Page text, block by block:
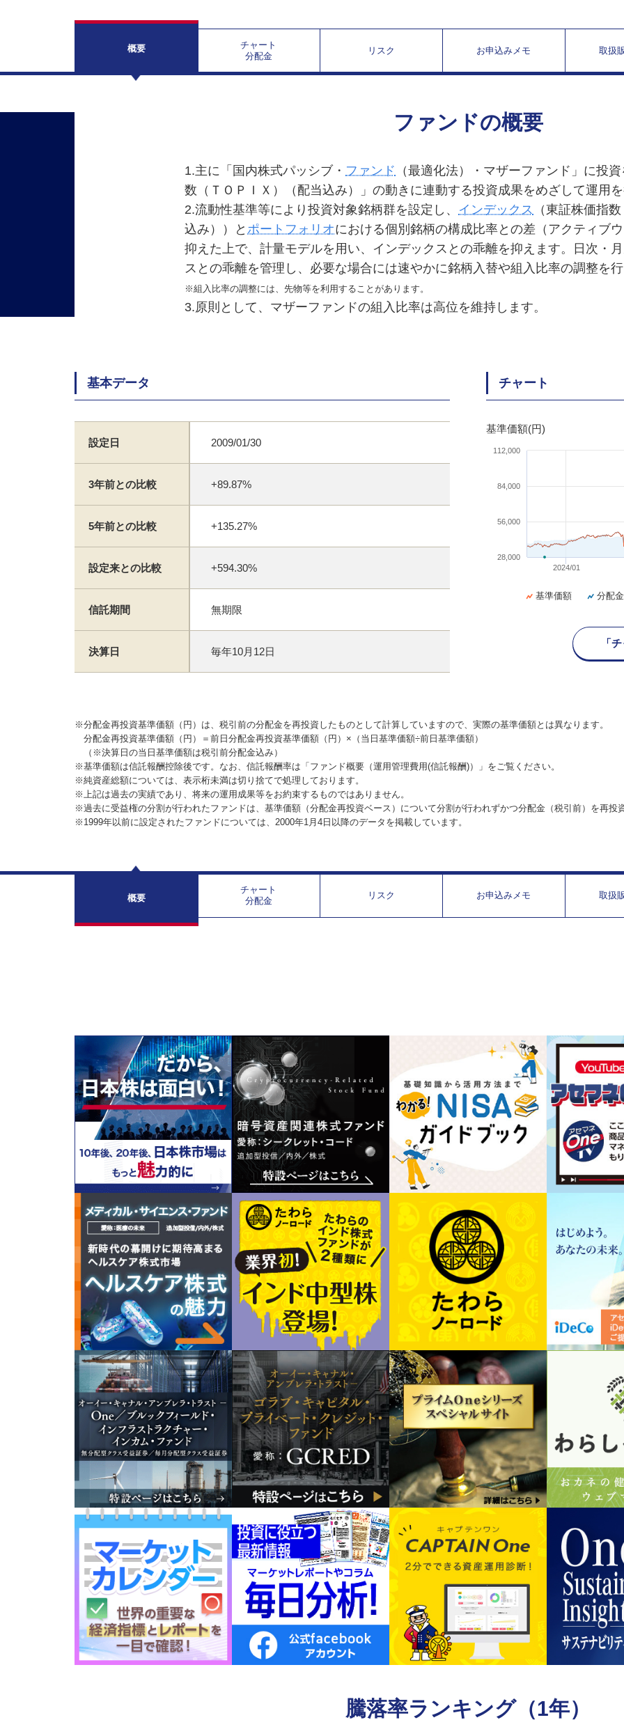
概要
チャート
分配金
リスク お申込みメモ 取扱
ファンドの概要
1.主に「国内株式パッシブ・ ファンド （最適化法）・マザーファンド」に投
数（ＴＯＰＩＸ）（配当込み）」の動きに連動する投資成果をめざして運用
2.流動性基準等により投資対象銘柄群を設定し、 インデックス （東証株価指
込み））と ポートフォリオにおける個別銘柄の構成比率との差（アクティブ
抑えた上で、計量モデルを用い、インデックスとの乖離を抑えます。日次・
スとの乖離を管理し、必要な場合には速やかに銘柄入替や組入比率の調整を
※組入比率の調整には、先物等を利用することがあります。
3.原則として、マザーファンドの組入比率は高位を維持します。
基本データ
設定日 2009/01/30
3年前との比較 +89.87%
5年前との比較 +135.27%
設定来との比較 +594.30%
信託期間 無期限
決算日 毎年10月12日
チャート
基準価額(円)
2024/01
28,000
56,000
84,000
112,000
基準価額 分配
「
※分配金再投資基準価額（円）は、税引前の分配金を再投資したものとして計算していますので、実際の基準価額とは異なります。
分配金再投資基準価額（円）＝前日分配金再投資基準価額（円）×（当日基準価額÷前日基準価額）
（※決算日の当日基準価額は税引前分配金込み）
※基準価額は信託報酬控除後です。なお、信託報酬率は「ファンド概要（運用管理費用(信託報酬)）」をご覧ください。
※純資産総額については、表示桁未満は切り捨てで処理しております。
※上記は過去の実績であり、将来の運用成果等をお約束するものではありません。
※過去に受益権の分割が行われたファンドは、基準価額（分配金再投資ベース）について分割が行われずかつ分配金（税引前）を再投
※1999年以前に設定されたファンドについては、2000年1月4日以降のデータを掲載しています。
概要
チャート
分配金
リスク お申込みメモ 取扱
騰落率ランキング（1年）